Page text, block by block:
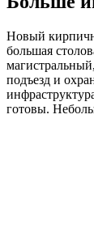
Новый
большая
подъезд и
готовы.